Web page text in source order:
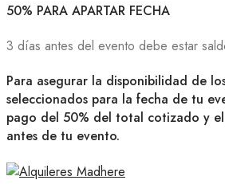
50% PARA APARTAR FECHA
3 días antes del evento debe estar
Para asegurar la disponibilidad de
seleccionados para la fecha de tu
pago del 50% del total cotizado y
antes de tu evento.